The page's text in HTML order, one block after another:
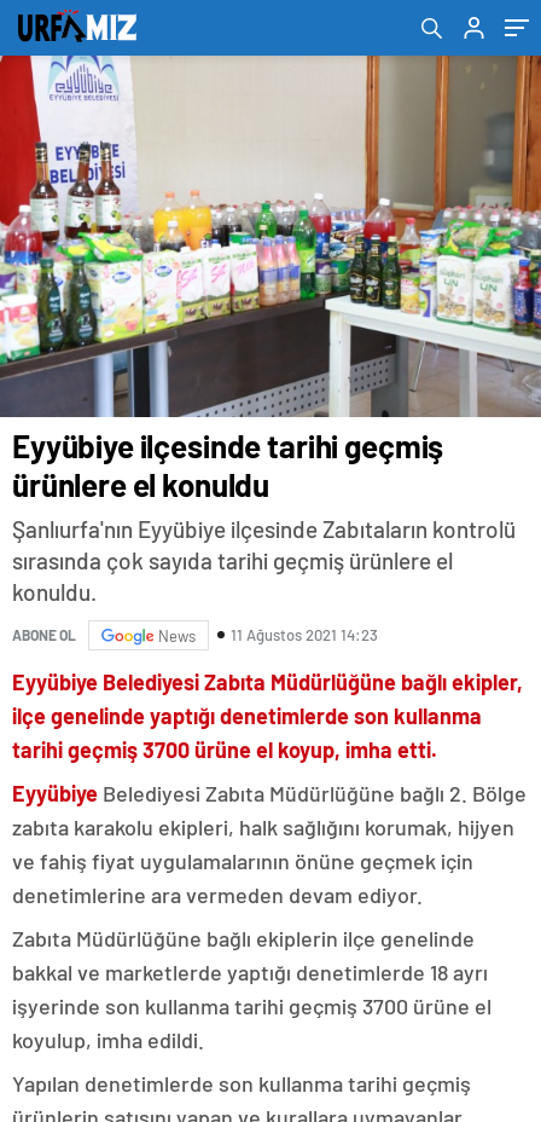
Eyyübiye ilçesinde tarihi geçmiş
ürünlere el konuldu
Şanlıurfa'nın Eyyübiye ilçesinde Zabıtaların kontrolü
sırasında çok sayıda tarihi geçmiş ürünlere el
konuldu.
ABONE OL News 11 Ağustos 2021 14:23
Eyyübiye BelediyesiZabıta Müdürlüğüne bağlı ekipler,
ilçe genelinde yaptığı denetimlerde son kullanma
tarihi geçmiş 3700 ürüne el koyup, imha etti.
Eyyübiye Belediyesi Zabıta Müdürlüğüne bağlı 2. Bölge
zabıta karakolu ekipleri, halk sağlığını korumak, hijyen
ve fahiş fiyat uygulamalarının önüne geçmek için
denetimlerine ara vermeden devam ediyor.
Zabıta Müdürlüğüne bağlı ekiplerin ilçe genelinde
bakkal ve marketlerde yaptığı denetimlerde 18 ayrı
işyerinde son kullanma tarihi geçmiş 3700 ürüne el
koyulup, imha edildi.
Yapılan denetimlerde son kullanma tarihi geçmiş